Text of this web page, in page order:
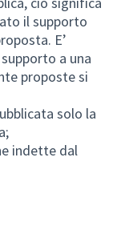
il supporto
E’
a una
proposte si
solo la
indette dal